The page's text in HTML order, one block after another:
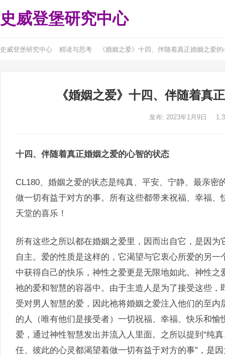
史威登堡研究中心
史威登堡研究中心 精读与思考 《婚姻之爱》十四、伴随着真正婚姻之爱
《婚姻之爱》十四、伴随着真
发布: 2023年1月9日
十四、伴随着真正婚姻之爱的心智的状态
CL180、婚姻之爱的状态是纯真、平安、宁静、最亲
做一切有益于对方的事。所有这些都带来祝福、幸福
天堂的喜乐！
所有这些之所以都在婚姻之爱里，因而出自它，是因
自主。爱的性质是这样的，它渴望与它衷心所爱的另
中获得自己的快乐，神性之爱更是无限地如此。神性
祂的爱和智慧的容器中。由于主造人是为了接受这些
受对男人智慧的爱，因此祂将婚姻之爱注入他们的至
的人（唯有他们是接受者）一切祝福、幸福、快乐和
爱，通过神性智慧发出并流入人里面。之所以提到“纯
任、彼此的心灵都渴望着做一切有益于对方的事”，是